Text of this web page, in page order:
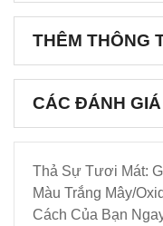
THÊM THÔNG
CÁC ĐÁNH GIÁ
Thả Sự Tươi Mát:
Màu Trắng Mây/
Cách Của Bạn